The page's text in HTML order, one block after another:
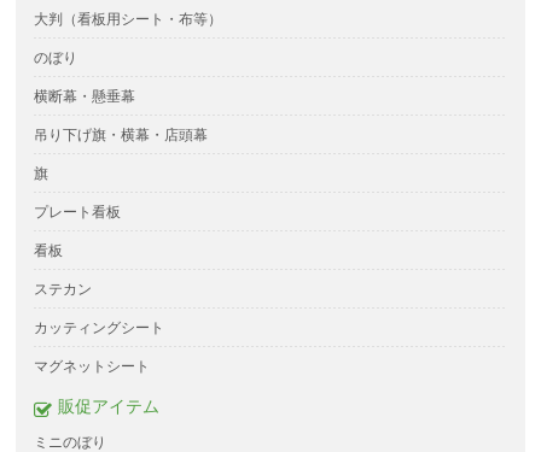
大判（看板用シート・布等）
のぼり
横断幕・懸垂幕
吊り下げ旗・横幕・店頭幕
旗
プレート看板
看板
ステカン
カッティングシート
マグネットシート
販促アイテム
ミニのぼり